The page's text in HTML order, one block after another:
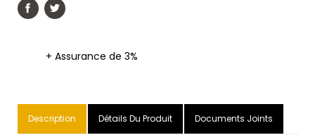
+ Assurance de 3%
Description Détails Du Produit Documents Joints